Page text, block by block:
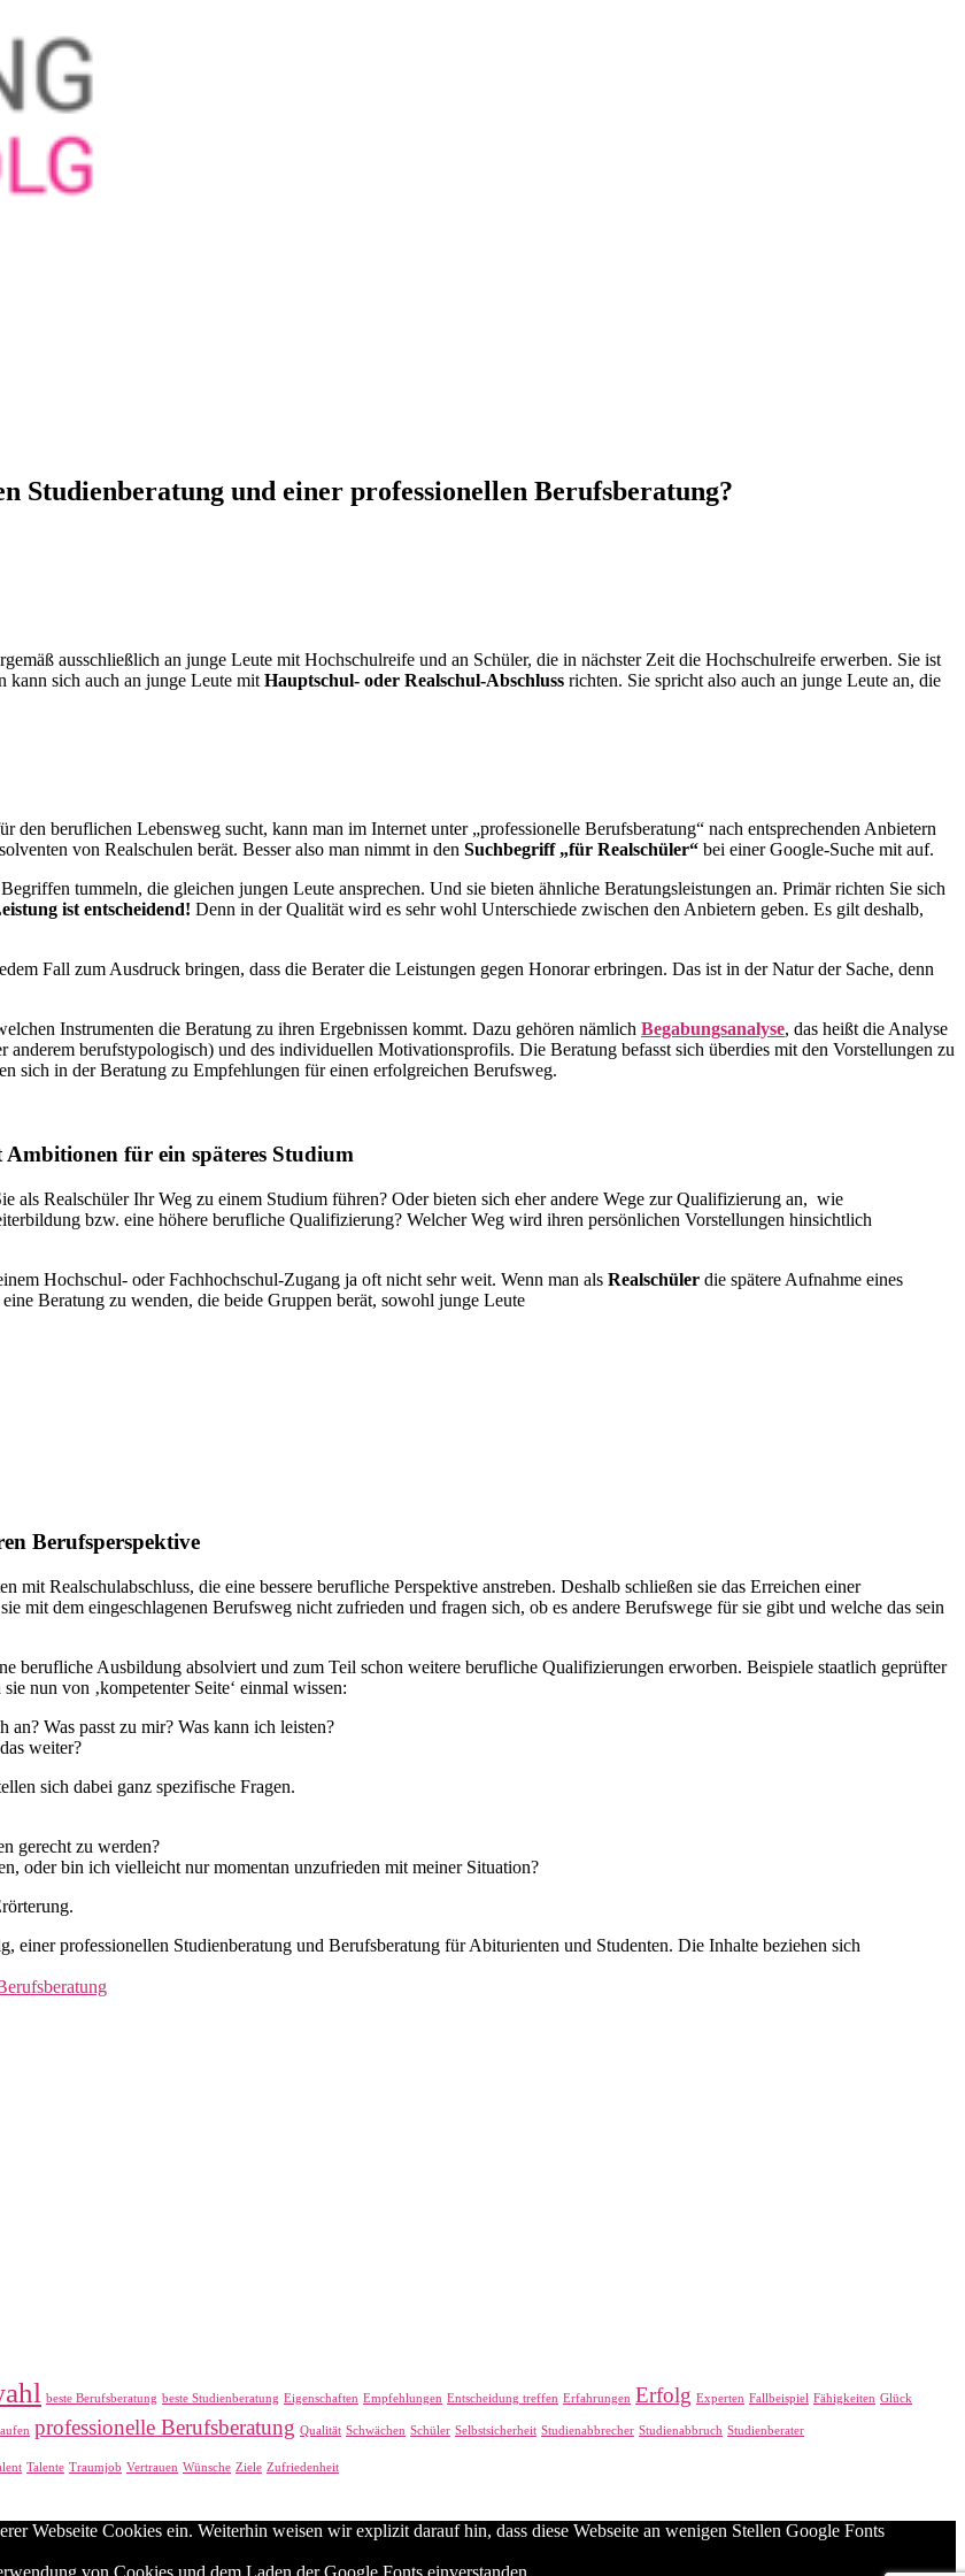
Studienberatung und einer professionellen Berufsberatung?
ausschließlich an junge Leute mit Hochschulreife und an Schüler, die in nächster Zeit die Hochschulreife erwerben. Sie ist
kann sich auch an junge Leute mit Hauptschul- oder Realschul-Abschluss richten. Sie spricht also auch an junge Leute an, die
den beruflichen Lebensweg sucht, kann man im Internet unter „professionelle Berufsberatung“ nach entsprechenden Anbietern
von Realschulen berät. Besser also man nimmt in den Suchbegriff „für Realschüler“ bei einer Google-Suche mit auf.
tummeln, die gleichen jungen Leute ansprechen. Und sie bieten ähnliche Beratungsleistungen an. Primär richten Sie sich
ist entscheidend! Denn in der Qualität wird es sehr wohl Unterschiede zwischen den Anbietern geben. Es gilt deshalb,
Fall zum Ausdruck bringen, dass die Berater die Leistungen gegen Honorar erbringen. Das ist in der Natur der Sache, denn
Instrumenten die Beratung zu ihren Ergebnissen kommt. Dazu gehören nämlich Begabungsanalyse, das heißt die Analyse
berufstypologisch) und des individuellen Motivationsprofils. Die Beratung befasst sich überdies mit den Vorstellungen zu
sich in der Beratung zu Empfehlungen für einen erfolgreichen Berufsweg.
für ein späteres Studium
als Realschüler Ihr Weg zu einem Studium führen? Oder bieten sich eher andere Wege zur Qualifizierung an, wie
bzw. eine höhere berufliche Qualifizierung? Welcher Weg wird ihren persönlichen Vorstellungen hinsichtlich
Hochschul- oder Fachhochschul-Zugang ja oft nicht sehr weit. Wenn man als Realschüler die spätere Aufnahme eines
Beratung zu wenden, die beide Gruppen berät, sowohl junge Leute
Berufsperspektive
Realschulabschluss, die eine bessere berufliche Perspektive anstreben. Deshalb schließen sie das Erreichen einer
mit dem eingeschlagenen Berufsweg nicht zufrieden und fragen sich, ob es andere Berufswege für sie gibt und welche das sein
berufliche Ausbildung absolviert und zum Teil schon weitere berufliche Qualifizierungen erworben. Beispiele staatlich geprüfter
nun von ‚kompetenter Seite‘ einmal wissen:
Was passt zu mir? Was kann ich leisten?
weiter?
sich dabei ganz spezifische Fragen.
gerecht zu werden?
oder bin ich vielleicht nur momentan unzufrieden mit meiner Situation?
professionellen Studienberatung und Berufsberatung für Abiturienten und Studenten. Die Inhalte beziehen sich
beste Berufsberatung beste Studienberatung Eigenschaften Empfehlungen Entscheidung treffen Erfahrungen Erfolg Experten Fallbeispiel Fähigkeiten Glück
professionelle Berufsberatung Qualität Schwächen Schüler Selbstsicherheit Studienabbrecher Studienabbruch Studienberater
Talente Traumjob Vertrauen Wünsche Ziele Zufriedenheit
Webseite Cookies ein. Weiterhin weisen wir explizit darauf hin, dass diese Webseite an wenigen Stellen Google Fonts
von Cookies und dem Laden der Google Fonts einverstanden.